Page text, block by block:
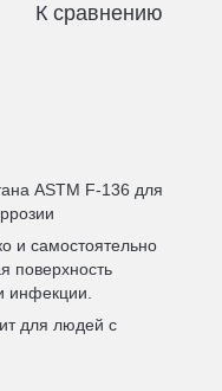
К сравнению
ASTM F-136 для
и самостоятельно
поверхность
инфекции.
для людей с